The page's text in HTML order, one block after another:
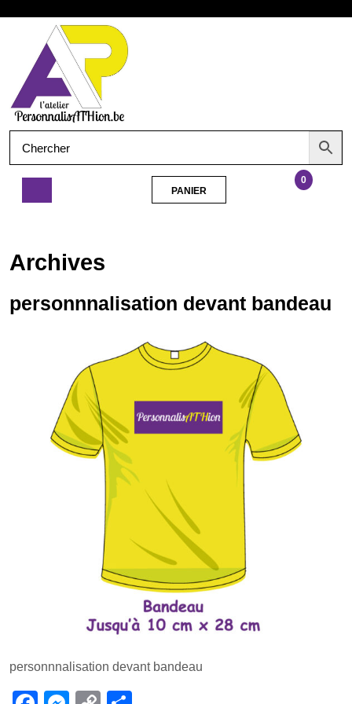
Ouvrir
le
menu
0
PANIER
Archives
personnnalisation devant bandeau
personnnalisation devant bandeau